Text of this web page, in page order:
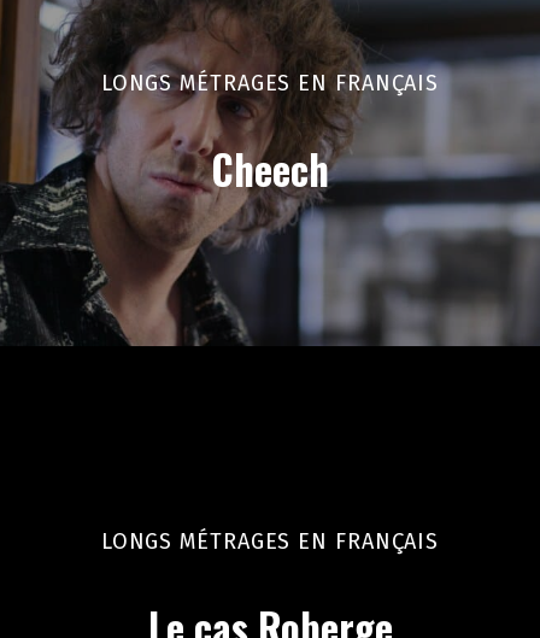
LONGS MÉTRAGES EN FRANÇAIS
Cheech
LONGS MÉTRAGES EN FRANÇAIS